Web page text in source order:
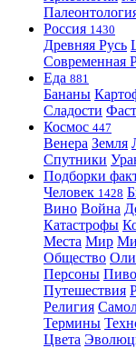
Россия 1430
Древняя Русь
Современная
Еда 881
Бананы
Сладости
Космос 447
Венера Земля
Спутники
Подборки
Человек 1428
Вино Война
Катастрофы
Места Мир
Общество
Персоны Пиво
Путешествия
Религия
Термины
Цвета